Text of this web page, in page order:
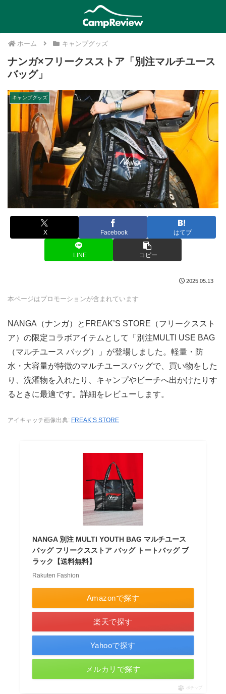
ホーム キャンプグッズ
ナンガ×フリークスストア「別注マルチユース
バッグ」
キャンプグッズ
X Facebook はてブ
LINE コピー
2025.05.13
本ページはプロモーションが含まれています
NANGA（ナンガ）とFREAK’S STORE（フリークススト
ア）の限定コラボアイテムとして「別注MULTI USE BAG
（マルチユース バッグ）」が登場しました。軽量・防
水・大容量が特徴のマルチユースバッグで、買い物をした
り、洗濯物を入れたり、キャンプやビーチへ出かけたりす
るときに最適です。詳細をレビューします。
アイキャッチ画像出典: FREAK’S STORE
NANGA 別注 MULTI YOUTH BAG マルチユース
バッグ フリークスストア バッグ トートバッグ ブ
ラック【送料無料】
Rakuten Fashion
Amazonで探す
楽天で探す
Yahooで探す
メルカリで探す
ポチップ